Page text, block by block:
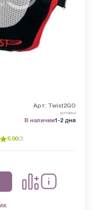
Арт: Twist2GO
доставка
В наличии1-2 дня
5.00(2)